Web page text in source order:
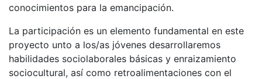
conocimientos para la emancipación.
La participación es un elemento fundamental en este
proyecto unto a los/as jóvenes desarrollaremos
habilidades sociolaborales básicas y enraizamiento
sociocultural, así como retroalimentaciones con el